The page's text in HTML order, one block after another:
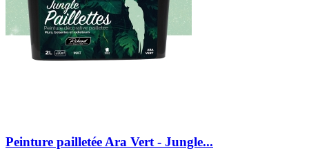
Peinture pailletée Ara Vert - Jungle...